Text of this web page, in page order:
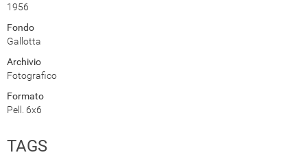
1956
Fondo
Gallotta
Archivio
Fotografico
Formato
Pell. 6x6
TAGS